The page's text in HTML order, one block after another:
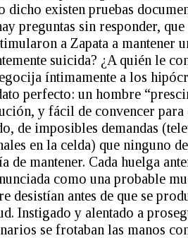
dicho existen pruebas
preguntas sin responder,
a Zapata a mantener
suicida? ¿A quién le
íntimamente a los
perfecto: un hombre
y fácil de convencer para
de imposibles demandas
en la celda) que ninguno
de mantener. Cada huelga
como una probable
desistían antes de que se
Instigado y alentado a
se frotaban las manos